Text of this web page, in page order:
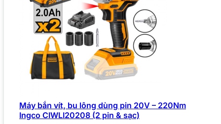
Máy bắn vít, bu lông dùng pin 20V – 220Nm
Ingco CIWLI20208 (2 pin & sạc)